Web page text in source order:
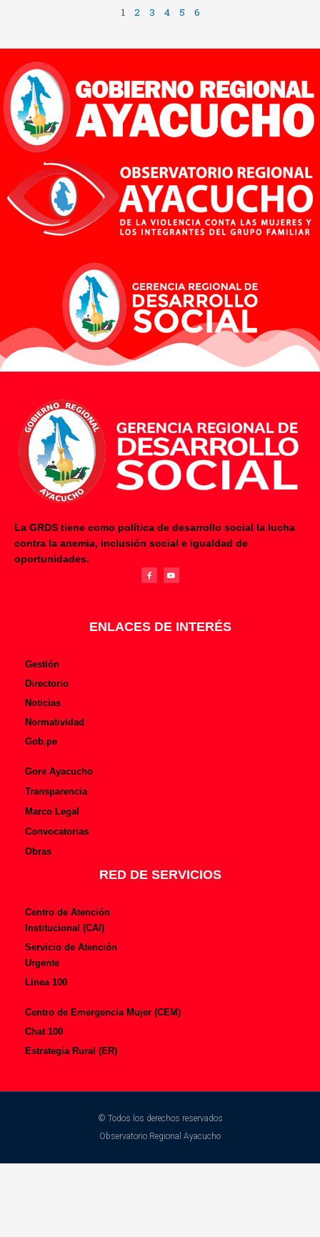
1 2 3 4 5 6
La GRDS tiene como política de desarrollo social la lucha
contra la anemia, inclusión social e igualdad de
oportunidades.
c
e
b
u
t
u
ENLACES DE INTERÉS
Gestión
Directorio
Noticias
Normatividad
Gob.pe
Gore Ayacucho
Transparencia
Marco Legal
Convocatorias
Obras
RED DE SERVICIOS
Centro de Atención
Institucional (CAI)
Servicio de Atención
Urgente
Linea 100
Centro de Emergencia Mujer (CEM)
Chat 100
Estrategia Rural (ER)
© Todos los derechos reservados
Observatorio Regional Ayacucho